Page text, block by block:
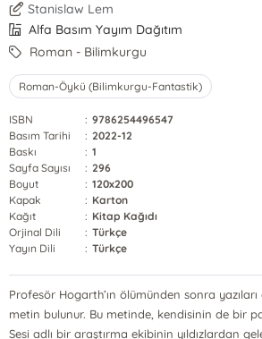
Stanislaw Lem
Alfa Basım Yayım Dağıtım
Roman - Bilimkurgu
Roman-Öykü (Bilimkurgu-Fantastik)
ISBN : 9786254496547
Basım Tarihi
: 2022-12
Baskı
: 1
Sayfa Sayısı
: 296
Boyut
: 120x200
Kapak
: Karton
Kağıt
: Kitap Kağıdı
Orjinal Dili
: Türkçe
Yayın Dili
: Türkçe
Profesör Hogarth’ın ölümünden sonra
metin bulunur. Bu metinde, kendisinin de bir
Sesi adlı bir araştırma ekibinin yıldızlardan